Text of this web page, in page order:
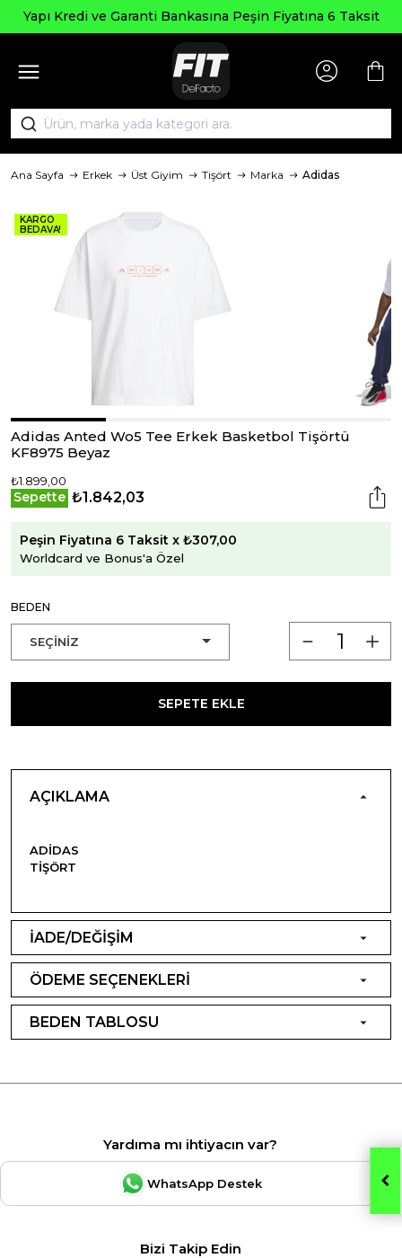
Yapı Kredi ve Garanti Bankasına Peşin Fiyatına 6 Taksit
Ana Sayfa Erkek Üst Giyim Tişört Marka Adidas
KARGO
BEDAVA!
Adidas Anted Wo5 Tee Erkek Basketbol Tişörtü
KF8975 Beyaz
₺1.899,00
Sepette ₺1.842,03
Peşin Fiyatına 6 Taksit x ₺307,00
Worldcard ve Bonus'a Özel
BEDEN
SEPETE EKLE
AÇIKLAMA
ADIDAS
TIŞÖRT
İADE/DEĞİŞİM
ÖDEME SEÇENEKLERİ
BEDEN TABLOSU
Yardıma mı ihtiyacın var?
WhatsApp Destek
Bizi Takip Edin